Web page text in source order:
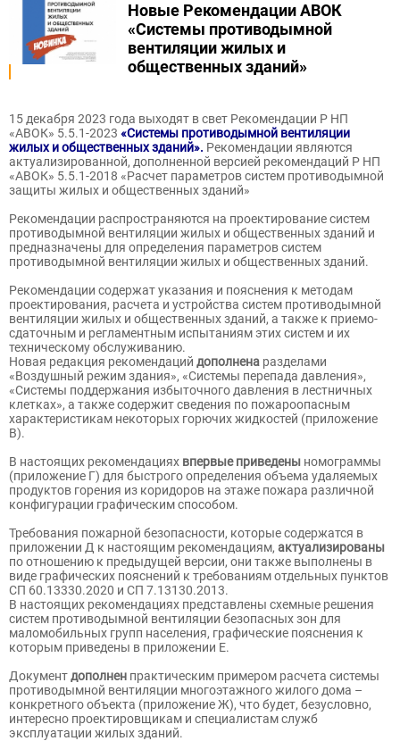
Новые Рекомендации АВОК
«Системы противодымной
вентиляции жилых и
общественных зданий»
15 декабря 2023 года выходят в свет Рекомендации Р НП
«АВОК» 5.5.1-2023 «Системы противодымной вентиляции
жилых и общественных зданий». Рекомендации являются
актуализированной, дополненной версией рекомендаций Р НП
«АВОК» 5.5.1-2018 «Расчет параметров систем противодымной
защиты жилых и общественных зданий»
Рекомендации распространяются на проектирование систем
противодымной вентиляции жилых и общественных зданий и
предназначены для определения параметров систем
противодымной вентиляции жилых и общественных зданий.
Рекомендации содержат указания и пояснения к методам
проектирования, расчета и устройства систем противодымной
вентиляции жилых и общественных зданий, а также к приемо-
сдаточным и регламентным испытаниям этих систем и их
техническому обслуживанию.
Новая редакция рекомендаций дополнена разделами
«Воздушный режим здания», «Системы перепада давления»,
«Системы поддержания избыточного давления в лестничных
клетках», а также содержит сведения по пожароопасным
характеристикам некоторых горючих жидкостей (приложение
В).
В настоящих рекомендациях впервые приведены номограммы
(приложение Г) для быстрого определения объема удаляемых
продуктов горения из коридоров на этаже пожара различной
конфигурации графическим способом.
Требования пожарной безопасности, которые содержатся в
приложении Д к настоящим рекомендациям, актуализированы
по отношению к предыдущей версии, они также выполнены в
виде графических пояснений к требованиям отдельных пунктов
СП 60.13330.2020 и СП 7.13130.2013.
В настоящих рекомендациях представлены схемные решения
систем противодымной вентиляции безопасных зон для
маломобильных групп населения, графические пояснения к
которым приведены в приложении Е.
Документдополнен практическим примером расчета системы
противодымной вентиляции многоэтажного жилого дома –
конкретного объекта (приложение Ж), что будет, безусловно,
интересно проектировщикам и специалистам служб
эксплуатации жилых зданий.